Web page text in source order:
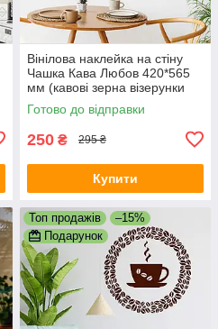
Вінілова наклейка на стіну
Чашка Кава Любов 420*565
мм (кавові зерна візерунки
серця) матова Коричневий
Готово до відправки
250 ₴ 295 ₴
Купити
Топ продажів
–15%
Подарунок